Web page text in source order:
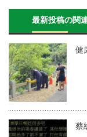
最新投稿の関
健
蔡